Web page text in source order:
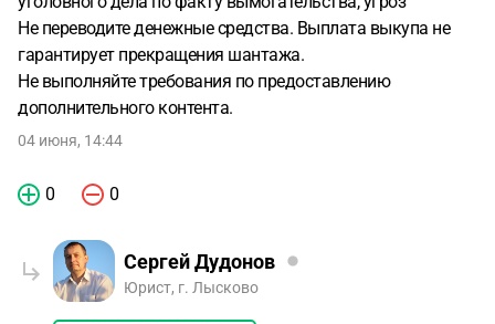
Не переводите денежные средства. Выплата выкупа не
гарантирует прекращения шантажа.
Не выполняйте требования по предоставлению
дополнительного контента.
04 июня, 14:44
0 0
Сергей Дудонов
Юрист, г. Лысково